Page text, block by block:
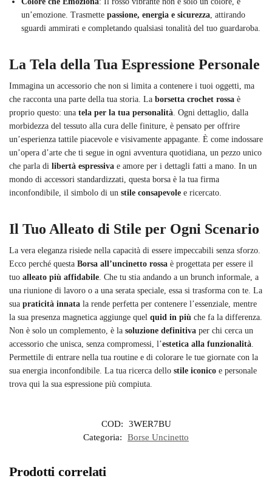
un’emozione. Trasmette passione, energia e sicurezza , attirando
sguardi ammirati e completando qualsiasi tonalità del tuo guardaroba.
La Tela della Tua Espressione Personale
Immagina un accessorio che non si limita a contenere i tuoi oggetti, ma
che racconta una parte della tua storia. La borsetta crochet rossa è
proprio questo: una tela per la tua personalità . Ogni dettaglio, dalla
morbidezza del tessuto alla cura delle finiture, è pensato per offrire
un’esperienza tattile piacevole e visivamente appagante. È come indossare
un’opera d’arte che ti segue in ogni avventura quotidiana, un pezzo unico
che parla di libertà espressiva e amore per i dettagli fatti a mano. In un
mondo di accessori standardizzati, questa borsa è la tua firma
inconfondibile, il simbolo di un stile consapevole e ricercato.
Il Tuo Alleato di Stile per Ogni Scenario
La vera eleganza risiede nella capacità di essere impeccabili senza sforzo.
Ecco perché questa Borsa all’uncinetto rossa è progettata per essere il
tuo alleato più affidabile . Che tu stia andando a un brunch informale, a
una riunione di lavoro o a una serata speciale, essa si trasforma con te. La
sua praticità innata la rende perfetta per contenere l’essenziale, mentre
la sua presenza magnetica aggiunge quel quid in più che fa la differenza.
Non è solo un complemento, è la soluzione definitiva per chi cerca un
accessorio che unisca, senza compromessi, l’estetica alla funzionalità
Permettile di entrare nella tua routine e di colorare le tue giornate con la
sua energia inconfondibile. La tua ricerca dello stile iconico e personale
trova qui la sua espressione più compiuta.
COD:
3WER7BU
Categoria:
Borse Uncinetto
Prodotti correlati